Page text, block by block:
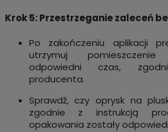
Krok 5: Przestrzeganie zaleceń
Po zakończeniu aplikacji
utrzymuj
odpowiedni czas,
producenta.
Sprawdź, czy oprysk na
zgodnie z instrukcją
opakowania zostały